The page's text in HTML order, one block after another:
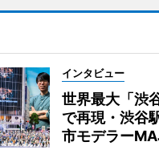
インタビュー
世界最大「渋
で再現・渋谷
市モデラー